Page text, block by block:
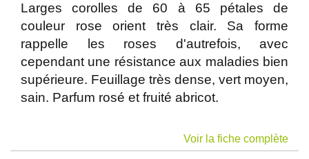
Larges corolles de 60 à 65 pétales de
couleur rose orient très clair. Sa forme
rappelle les roses d'autrefois, avec
cependant une résistance aux maladies bien
supérieure. Feuillage très dense, vert moyen,
sain. Parfum rosé et fruité abricot.
Voir la fiche complète